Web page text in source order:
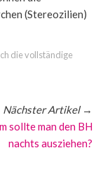
(Stereozilien)
die vollständige
Nächster Artikel→
sollte man den BH
nachts ausziehen?